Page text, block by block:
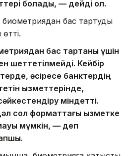
болады, — дейді ол.
бас тартудың
бас тартқаны үшін
шеттетілмейді. Кейбір
әсіресе банктердің
қызметтерінде,
міндетті.
сол форматтағы қызметке
мүмкін, — деп